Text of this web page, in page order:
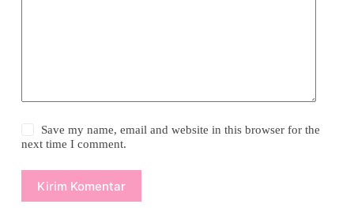
Save my name, email and website in this browser for the
next time I comment.
Kirim Komentar